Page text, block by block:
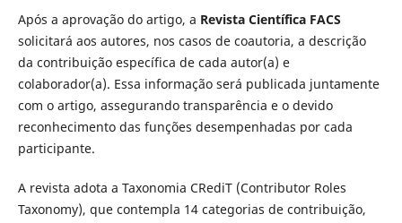
Após a aprovação do artigo, a Revista Científica FACS
solicitará aos autores, nos casos de coautoria, a descrição
da contribuição específica de cada autor(a) e
colaborador(a). Essa informação será publicada juntamente
com o artigo, assegurando transparência e o devido
reconhecimento das funções desempenhadas por cada
participante.
A revista adota a Taxonomia CRediT (Contributor Roles
Taxonomy), que contempla 14 categorias de contribuição,